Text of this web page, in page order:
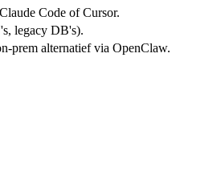
Code of Cursor.
legacy DB's).
prem alternatief via OpenClaw.